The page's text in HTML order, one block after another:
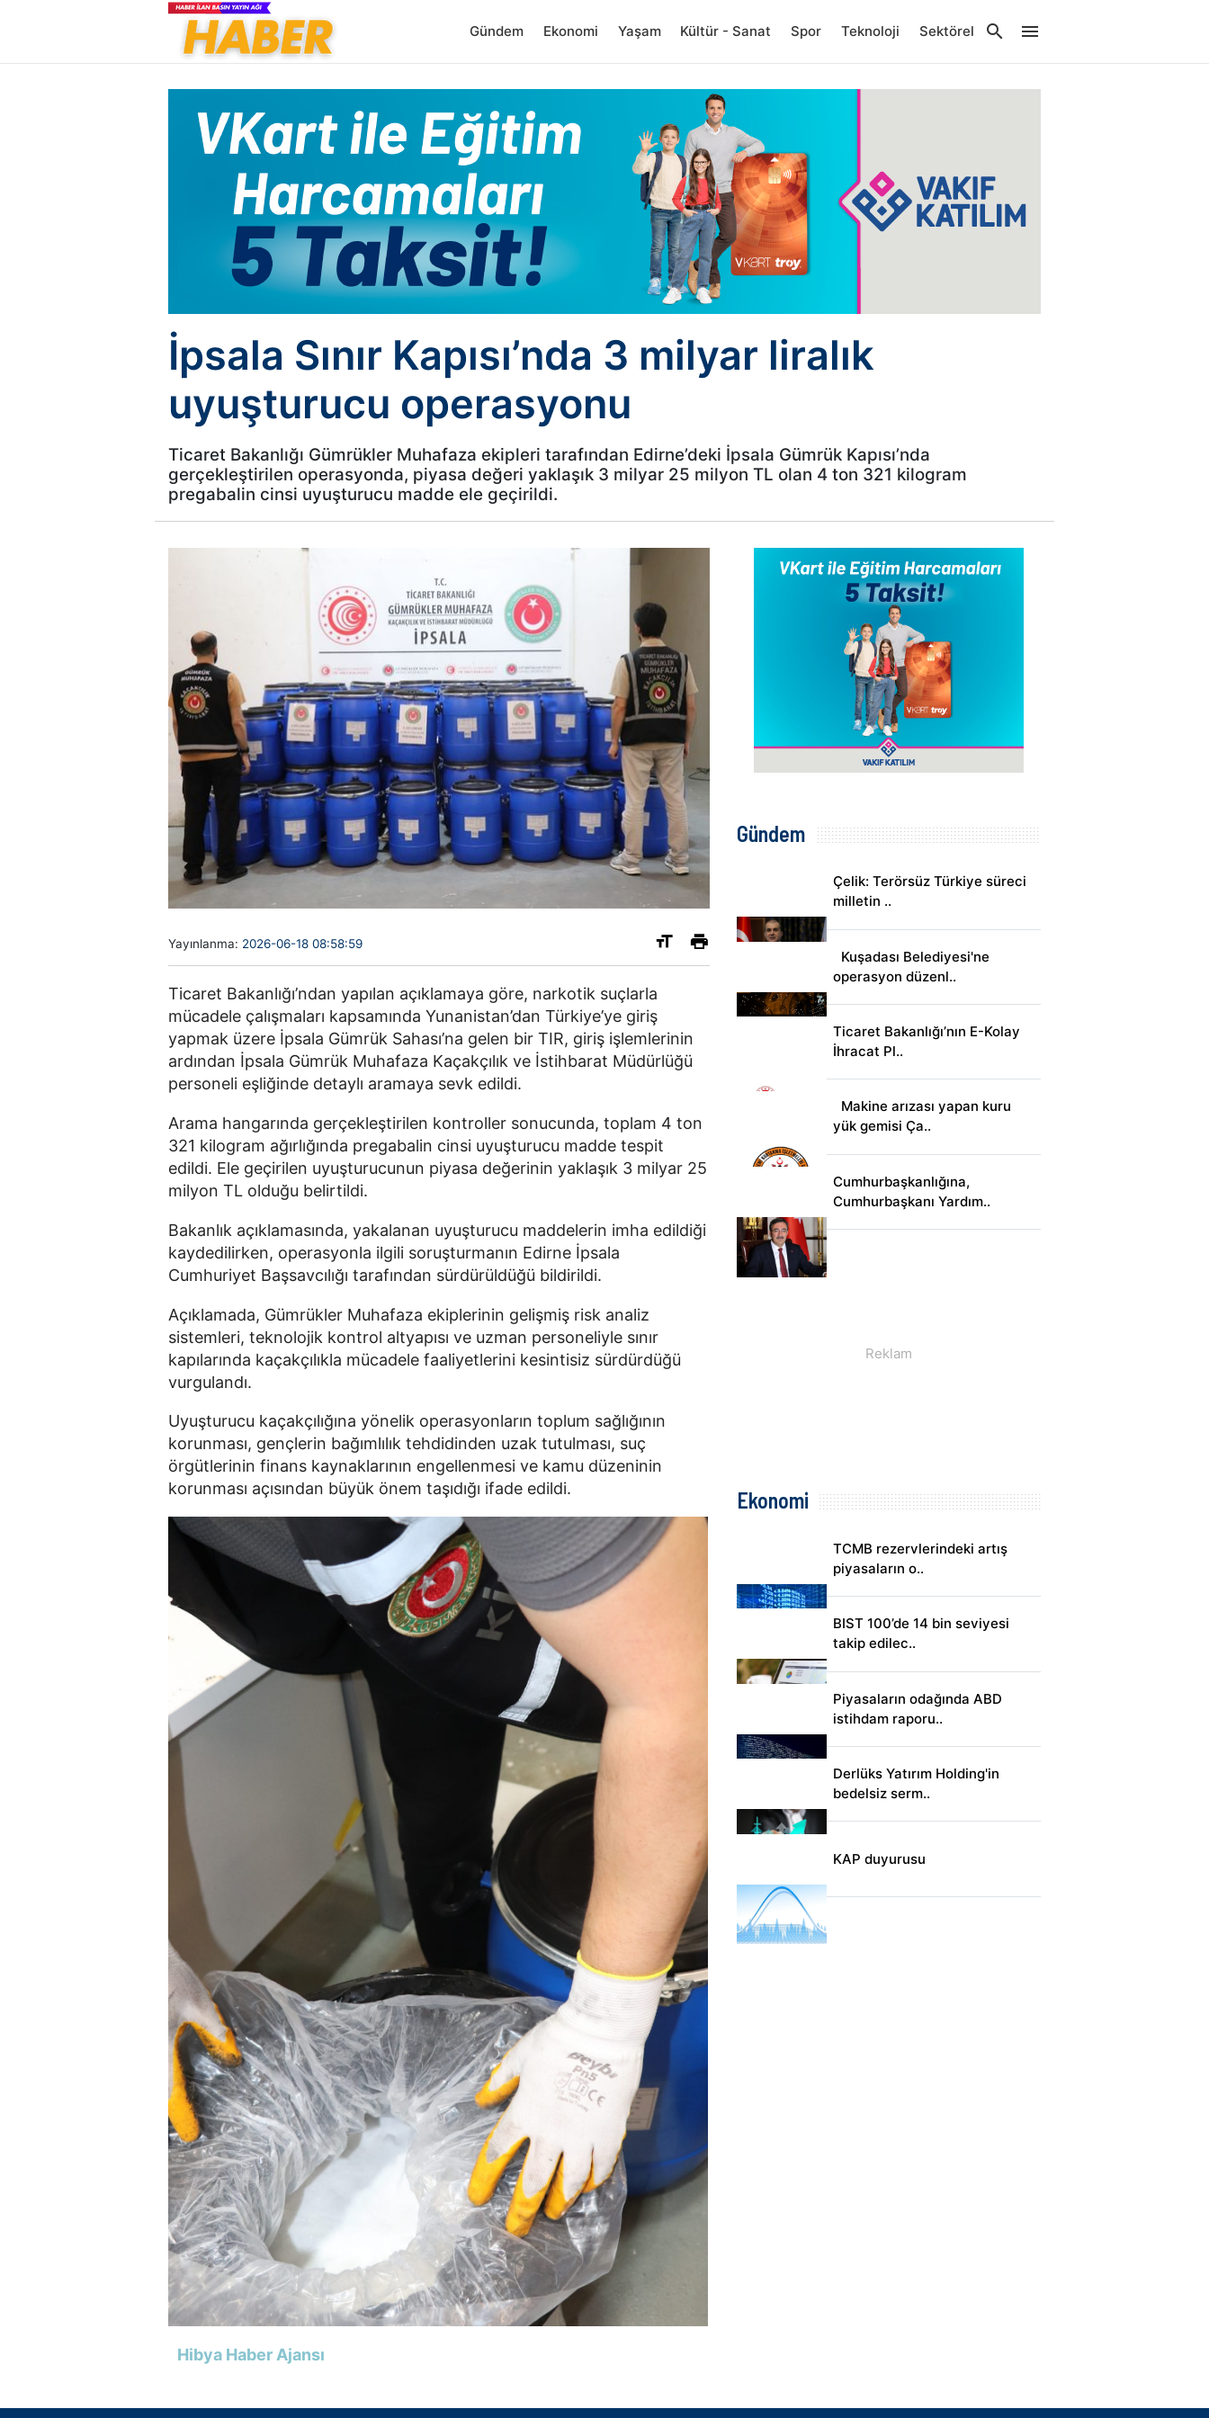
Gündem Ekonomi Yaşam Kültür - Sanat Spor Teknoloji Sektörel
İpsala Sınır Kapısı’nda 3 milyar liralık
uyuşturucu operasyonu
Ticaret Bakanlığı Gümrükler Muhafaza ekipleri tarafından Edirne’deki İpsala Gümrük Kapısı’nda
gerçekleştirilen operasyonda, piyasa değeri yaklaşık 3 milyar 25 milyon TL olan 4 ton 321 kilogram
pregabalin cinsi uyuşturucu madde ele geçirildi.
Yayınlanma: 2026-06-18 08:58:59
Ticaret Bakanlığı’ndan yapılan açıklamaya göre, narkotik suçlarla
mücadele çalışmaları kapsamında Yunanistan’dan Türkiye’ye giriş
yapmak üzere İpsala Gümrük Sahası’na gelen bir TIR, giriş işlemlerinin
ardından İpsala Gümrük Muhafaza Kaçakçılık ve İstihbarat Müdürlüğü
personeli eşliğinde detaylı aramaya sevk edildi.
Arama hangarında gerçekleştirilen kontroller sonucunda, toplam 4 ton
321 kilogram ağırlığında pregabalin cinsi uyuşturucu madde tespit
edildi. Ele geçirilen uyuşturucunun piyasa değerinin yaklaşık 3 milyar 25
milyon TL olduğu belirtildi.
Bakanlık açıklamasında, yakalanan uyuşturucu maddelerin imha edildiği
kaydedilirken, operasyonla ilgili soruşturmanın Edirne İpsala
Cumhuriyet Başsavcılığı tarafından sürdürüldüğü bildirildi.
Açıklamada, Gümrükler Muhafaza ekiplerinin gelişmiş risk analiz
sistemleri, teknolojik kontrol altyapısı ve uzman personeliyle sınır
kapılarında kaçakçılıkla mücadele faaliyetlerini kesintisiz sürdürdüğü
vurgulandı.
Uyuşturucu kaçakçılığına yönelik operasyonların toplum sağlığının
korunması, gençlerin bağımlılık tehdidinden uzak tutulması, suç
örgütlerinin finans kaynaklarının engellenmesi ve kamu düzeninin
korunması açısından büyük önem taşıdığı ifade edildi.
Hibya Haber Ajansı
Gündem
Çelik: Terörsüz Türkiye süreci
milletin ..
Kuşadası Belediyesi'ne
operasyon düzenl..
Ticaret Bakanlığı’nın E-Kolay
İhracat Pl..
Makine arızası yapan kuru
yük gemisi Ça..
Cumhurbaşkanlığına,
Cumhurbaşkanı Yardım..
Ekonomi
TCMB rezervlerindeki artış
piyasaların o..
BIST 100’de 14 bin seviyesi
takip edilec..
Piyasaların odağında ABD
istihdam raporu..
Derlüks Yatırım Holding'in
bedelsiz serm..
KAP duyurusu